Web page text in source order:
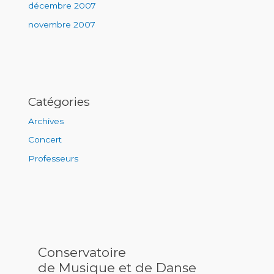
décembre 2007
novembre 2007
Catégories
Archives
Concert
Professeurs
Conservatoire
de Musique et de Danse